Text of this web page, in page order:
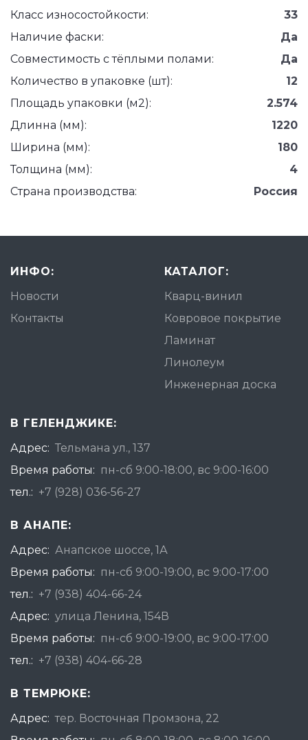
Класс износостойкости:
33
Наличие фаски:
Да
Совместимость с тёплыми полами:
Да
Количество в упаковке (шт):
12
Площадь упаковки (м2):
2.574
Длинна (мм):
1220
Ширина (мм):
180
Толщина (мм):
4
Страна производства:
Россия
ИНФО:
Новости
Контакты
КАТАЛОГ:
Кварц-винил
Ковровое покрытие
Ламинат
Линолеум
Инженерная доска
В ГЕЛЕНДЖИКЕ:
Адрес: Тельмана ул., 137
Время работы: пн-сб 9:00-18:00, вс 9:00-16:00
тел.: +7 (928) 036-56-27
В АНАПЕ:
Адрес: Анапское шоссе, 1А
Время работы: пн-сб 9:00-19:00, вс 9:00-17:00
тел.: +7 (938) 404-66-24
Адрес: улица Ленина, 154В
Время работы: пн-сб 9:00-19:00, вс 9:00-17:00
тел.: +7 (938) 404-66-28
В ТЕМРЮКЕ:
Адрес: тер. Восточная Промзона, 22